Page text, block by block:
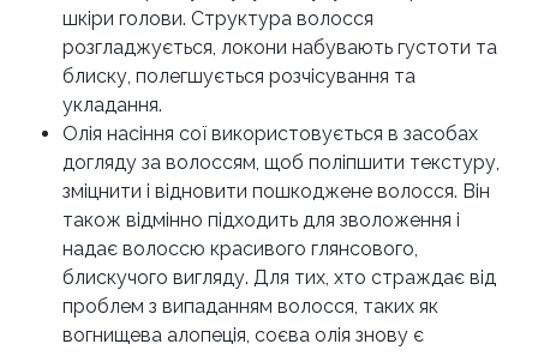
шкіри голови. Структура волосся
розгладжується, локони набувають густоти та
блиску, полегшується розчісування та
укладання.
Олія насіння сої використовується в засобах
догляду за волоссям, щоб поліпшити текстуру,
зміцнити і відновити пошкоджене волосся. Він
також відмінно підходить для зволоження і
надає волоссю красивого глянсового,
блискучого вигляду. Для тих, хто страждає від
проблем з випаданням волосся, таких як
вогнищева алопеція, соєва олія знову є